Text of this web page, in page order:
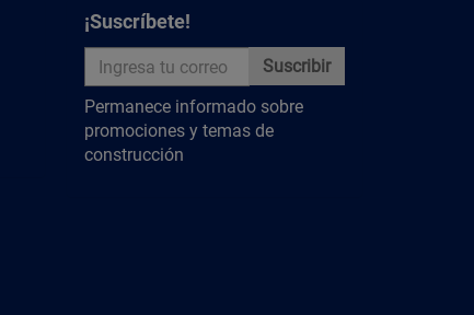
¡Suscríbete!
Suscribir
Permanece informado sobre
promociones y temas de
construcción